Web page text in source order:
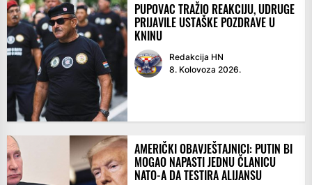
PUPOVAC TRAŽIO REAKCIJU, UDRUGE
PRIJAVILE USTAŠKE POZDRAVE U
KNINU
Redakcija HN
8. Kolovoza 2026.
AMERIČKI OBAVJEŠTAJNICI: PUTIN BI
MOGAO NAPASTI JEDNU ČLANICU
NATO-A DA TESTIRA ALIJANSU